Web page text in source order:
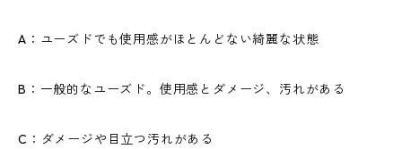
A：ユーズドでも使用感がほとんどない綺麗な状態
B：一般的なユーズド。使用感とダメージ、汚れがある
C：ダメージや目立つ汚れがある